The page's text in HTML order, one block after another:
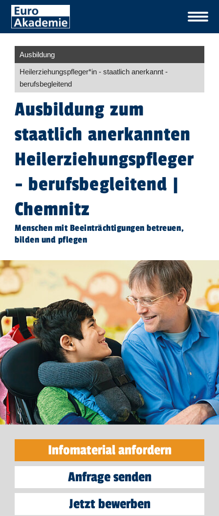
Ausbildung
Heil­er­ziehungspfleger​*in - staatlich anerkannt -
berufsbegleitend
Ausbildung zum
staatlich anerkannten
Heilerziehungspfleger
- berufsbegleitend |
Chemnitz
Menschen mit Beeinträchtigungen betreuen,
bilden und pflegen
Infomaterial anfordern
Anfrage senden
Jetzt bewerben